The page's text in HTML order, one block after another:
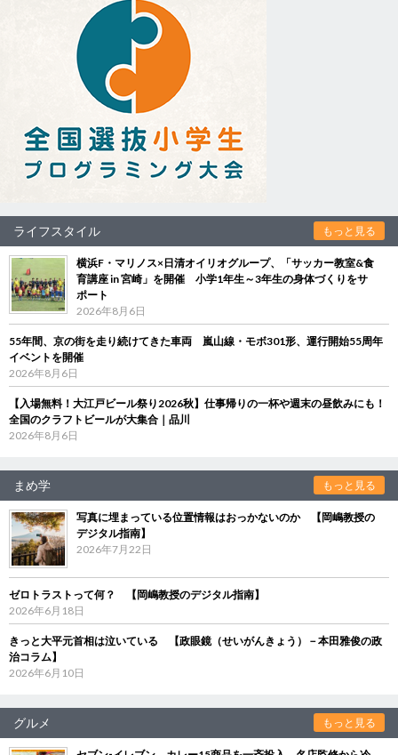
ライフスタイル もっと見る
横浜F・マリノス×日清オイリオグループ、「サッカー教室&食
育講座 in 宮崎」を開催 小学1年生～3年生の身体づくりをサ
ポート
2026年8月6日
55年間、京の街を走り続けてきた車両 嵐山線・モボ301形、運行開始55周年
イベントを開催
2026年8月6日
【入場無料！大江戸ビール祭り2026秋】仕事帰りの一杯や週末の昼飲みにも！
全国のクラフトビールが大集合｜品川
2026年8月6日
まめ学 もっと見る
写真に埋まっている位置情報はおっかないのか 【岡嶋教授の
デジタル指南】
2026年7月22日
ゼロトラストって何？ 【岡嶋教授のデジタル指南】
2026年6月18日
きっと大平元首相は泣いている 【政眼鏡（せいがんきょう）－本田雅俊の政
治コラム】
2026年6月10日
グルメ もっと見る